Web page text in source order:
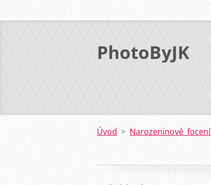
PhotoByJK
Úvod > Narozeninové focení